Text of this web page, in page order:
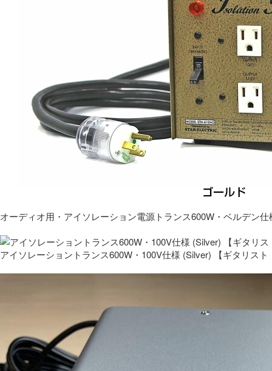
オーディオ用・アイソレーション電源トランス600W・ベルデン仕
アイソレーショントランス600W・100V仕様 (Silver) 【ギタリス